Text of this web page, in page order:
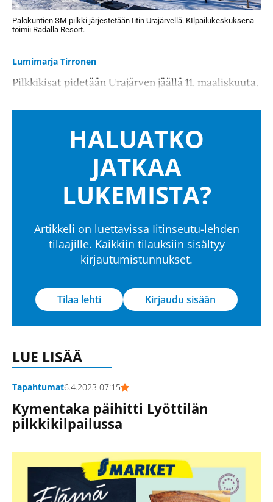
Palokuntien SM-pilkki järjestetään Iitin Urajärvellä. KIlpailukeskuksena
toimii Radalla Resort.
Lumimarja Tirronen
Pilkkikisat pidetään Urajärven jäällä 11. maaliskuuta.
HALUATKO
JATKAA
LUKEMISTA?
Artikkeli on luettavissa Iitinseutu-lehden
tilaajille. Kaikkiin tilauksiin sisältyy
kirjautumistunnukset.
Tilaa lehti Kirjaudu sisään
LUE LISÄÄ
Tapahtumat6.4.2023 07:15
Kymentaka päihitti Lyöttilän
pilkkikilpailussa